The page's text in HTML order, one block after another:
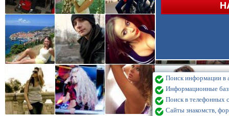
Поиск информации в
Информационные
Поиск в телефонных
Сайты знакомств,